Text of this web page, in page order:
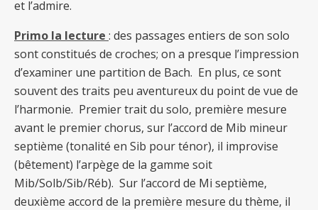
et l’admire.
Primo la lecture : des passages entiers de son solo
sont constitués de croches; on a presque l’impression
d’examiner une partition de Bach. En plus, ce sont
souvent des traits peu aventureux du point de vue de
l’harmonie. Premier trait du solo, première mesure
avant le premierchorus, sur l’accord de Mib mineur
septième (tonalité en Sib pour ténor), il improvise
(bêtement) l’arpège de la gamme soit
Mib/Solb/Sib/Réb). Sur l’accord de Mi septième,
deuxième accord de la première mesure du thème, il